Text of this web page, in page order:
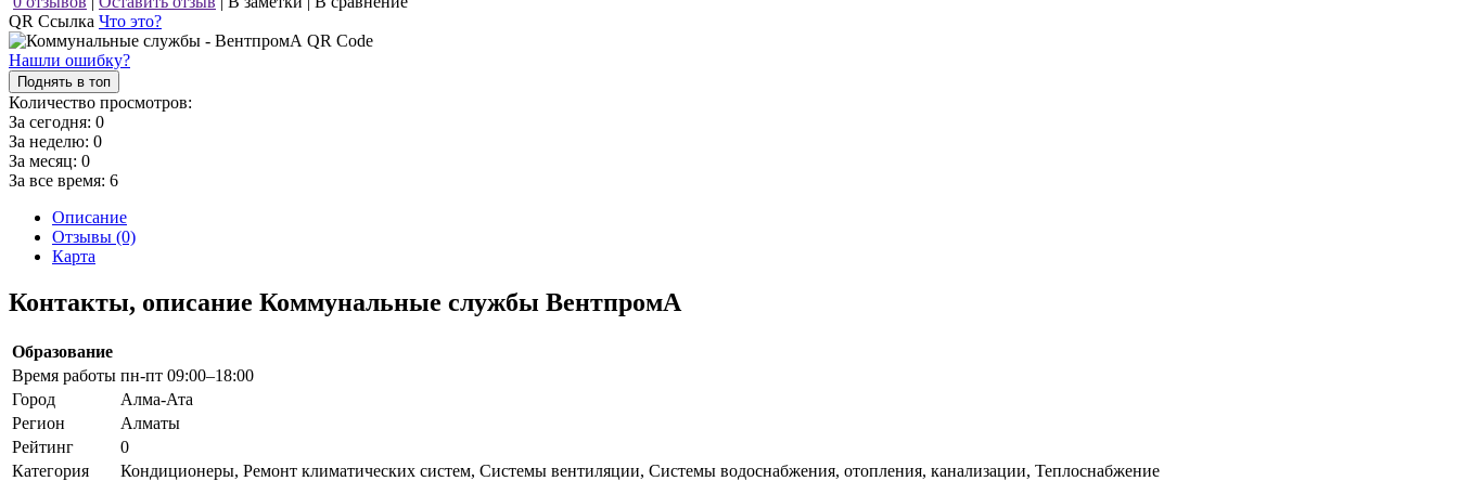
QR Ссылка Что это?
Нашли ошибку?
Поднять в топ
Количество просмотров:
За сегодня: 0
За неделю: 0
За месяц: 0
За все время: 6
Описание
Отзывы (0)
Карта
Контакты, описание Коммунальные службы ВентпромА
Образование
Время работы пн-пт 09:00–18:00
Город
Алма-Ата
Регион
Алматы
Рейтинг
0
Категория
Кондиционеры, Ремонт климатических систем, Системы вентиляции, Системы водоснабжения, отопления, канализации, Теплоснабжение